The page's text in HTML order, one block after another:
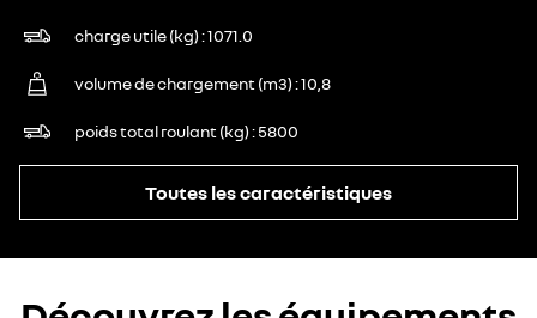
charge utile (kg) 1071.0
volume de chargement (m3) 10,8
poids total roulant (kg) 5800
Toutes les caractéristiques